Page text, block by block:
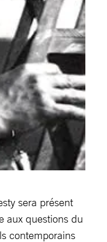
sera présent
questions du
contemporains